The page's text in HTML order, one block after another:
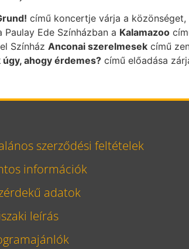
című koncertje várja a
Ede Színházban a Kalamazoo
Színház Anconai szerelmesek című
ahogy érdemes? című előadása
szerződési feltételek
információk
adatok
leírás